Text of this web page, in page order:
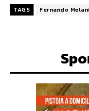
TAGS Fernando Melani